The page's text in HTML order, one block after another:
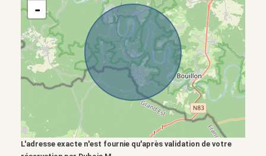
-
L'adresse exacte n'est fournie qu'après validation de votre